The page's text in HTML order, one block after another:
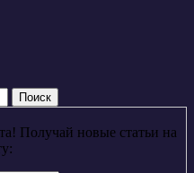
Получай новые статьи на